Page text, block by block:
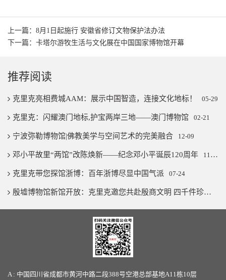
上一篇：8月1日起施行 安徽省修订文物保护法办法
下一篇：卡塔尔游牧生活与文化展在中国国家博物馆开幕
推荐阅读
克里克亮相费城AAM：展示中国智造，连接文化地标！ 05-29
克里克：闪耀澳门地标,护宝两岸三地——澳门博物馆 02-21
宁波弥勒博物馆|佛教美学与空间艺术的完美融合 12-09
邓小平故里“两馆”改陈焕新——纪念邓小平诞辰120周年 11-07
克里克带您探馆浙博：百年浙博尽显中国气派 07-24
殷墟博物馆新馆开放：克里克邀您共赴殷商文明 四千件珍宝璨若星河
A : 中国四川省成都市黄河中路二段388号空港总部基地A11栋10层